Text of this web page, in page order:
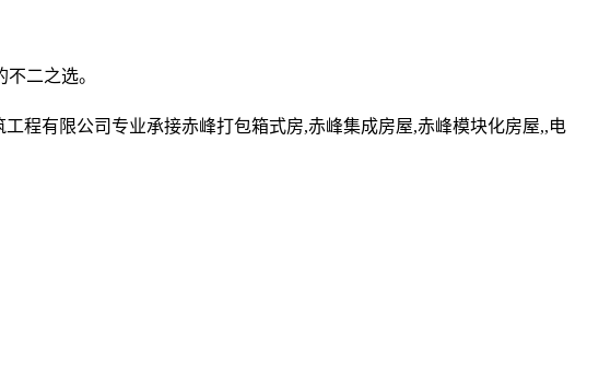
二之选。
程有限公司专业承接赤峰打包箱式房,赤峰集成房屋,赤峰模块化房屋,,电